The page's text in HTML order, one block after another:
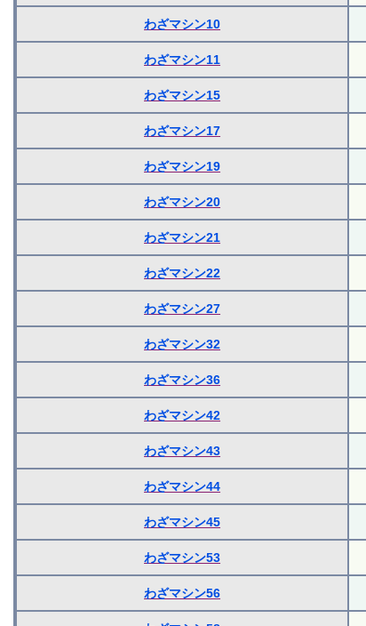
わざマシン10
わざマシン11
わざマシン15
わざマシン17
わざマシン19
わざマシン20
わざマシン21
わざマシン22
わざマシン27
わざマシン32
わざマシン36
わざマシン42
わざマシン43
わざマシン44
わざマシン45
わざマシン53
わざマシン56